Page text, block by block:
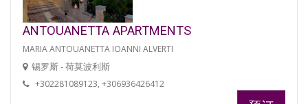
ANTOUANETTA APARTMENTS
MARIA ANTOUANETTA IOANNI ALVERTI
锡罗斯 - 荷莫波利斯
+302281089123, +306936426412